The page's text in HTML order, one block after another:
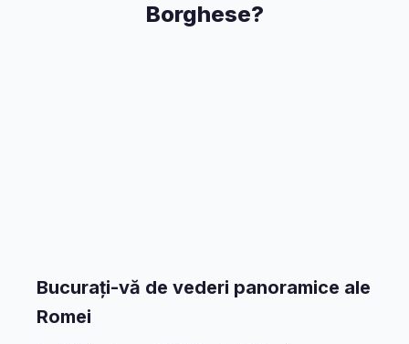
Borghese?
Bucurați-vă de vederi panoramice ale
Romei